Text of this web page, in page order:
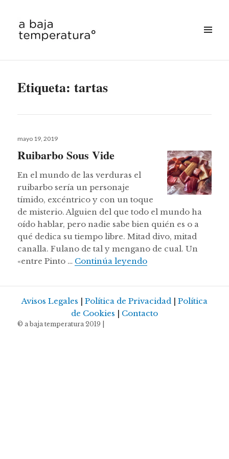
Etiqueta:tartas
Publicado
mayo 19, 2019
Ruibarbo Sous Vide
En el mundo de las verduras el
ruibarbo sería un personaje
tímido, excéntrico y con un toque
de misterio. Alguien del que todo el mundo ha
oído hablar, pero nadie sabe bien quién es o a
qué dedica su tiempo libre. Mitad divo, mitad
canalla. Fulano de tal y mengano de cual. Un
«entre Pinto … Continúa leyendoRuibarbo Sous Vide
Avisos Legales | Política de Privacidad | Política
de Cookies | Contacto
© a baja temperatura 2019 |